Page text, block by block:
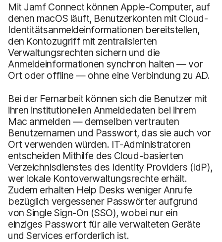
Mit Jamf Connect können Apple-Computer, auf
denen macOS läuft, Benutzerkonten mit Cloud-
Identitätsanmeldeinformationen bereitstellen,
den Kontozugriff mit zentralisierten
Verwaltungsrechten sichern und die
Anmeldeinformationen synchron halten — vor
Ort oder offline — ohne eine Verbindung zu AD.
Bei der Fernarbeit können sich die Benutzer mit
ihren institutionellen Anmeldedaten bei ihrem
Mac anmelden — demselben vertrauten
Benutzernamen und Passwort, das sie auch vor
Ort verwenden würden. IT-Administratoren
entscheiden Mithilfe des Cloud-basierten
Verzeichnisdienstes des Identity Providers (IdP),
wer lokale Kontoverwaltungsrechte erhält.
Zudem erhalten Help Desks weniger Anrufe
bezüglich vergessener Passwörter aufgrund
von Single Sign-On (SSO), wobei nur ein
einziges Passwort für alle verwalteten Geräte
und Services erforderlich ist.